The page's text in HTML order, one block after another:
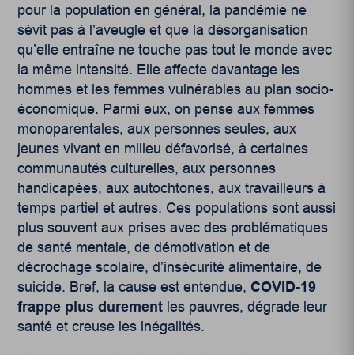
pour la population en général, la pandémie ne
sévit pas à l’aveugle et que la désorganisation
qu’elle entraîne ne touche pas tout le monde avec
la même intensité. Elle affecte davantage les
hommes et les femmes vulnérables au plan socio-
économique. Parmi eux, on pense aux femmes
monoparentales, aux personnes seules, aux
jeunes vivant en milieu défavorisé, à certaines
communautés culturelles, aux personnes
handicapées, aux autochtones, aux travailleurs à
temps partiel et autres. Ces populations sont aussi
plus souvent aux prises avec des problématiques
de santé mentale, de démotivation et de
décrochage scolaire, d’insécurité alimentaire, de
suicide. Bref, la cause est entendue, COVID-19
frappe plus durement les pauvres, dégrade leur
santé et creuse les inégalités.